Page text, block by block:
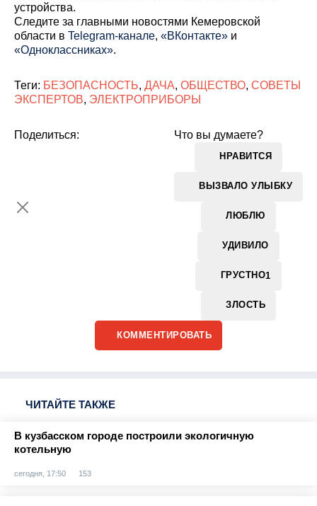
устройства.
Cледите за главными новостями Кемеровской
области в Telegram-канале, «ВКонтакте» и
«Одноклассниках».
Теги: БЕЗОПАСНОСТЬ, ДАЧА, ОБЩЕСТВО, СОВЕТЫ
ЭКСПЕРТОВ, ЭЛЕКТРОПРИБОРЫ
Что вы думаете?
НРАВИТСЯ
ВЫЗВАЛО УЛЫБКУ
ЛЮБЛЮ
УДИВИЛО
ГРУСТНО1
ЗЛОСТЬ
Поделиться:
КОММЕНТИРОВАТЬ
ЧИТАЙТЕ ТАКЖЕ
В кузбасском городе построили экологичную
котельную
сегодня, 17:50 153